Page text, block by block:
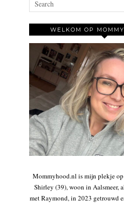
WELKOM OP
Mommyhood.nl is mijn plekje
Shirley (39), woon in Aalsmeer,
met Raymond, in 2023 getrouwd